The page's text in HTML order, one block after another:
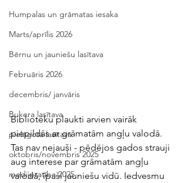
Humpalas un grāmatas iesaka
Marts/aprīlis 2026
Bērnu un jauniešu lasītava
Februāris 2026
decembris/ janvāris
Bukera lasītava
pielāgotā lasītava
oktobris/novembris 2025
medijpratība 2025
Bibliotēku plaukti arvien vairāk
piepildās ar grāmatām angļu valodā.
Tas nav nejauši - pēdējos gados strauji
aug interese par grāmatām angļu
valodā, īpaši jauniešu vidū. Iedvesmu